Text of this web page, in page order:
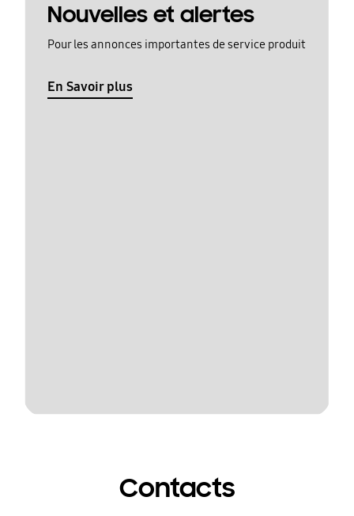
Nouvelles et alertes
Pour les annonces importantes de service produit
En Savoir plus
Contacts